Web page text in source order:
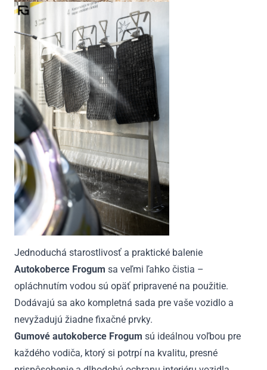
Jednoduchá starostlivosť a praktické balenie
Autokoberce Frogum sa veľmi ľahko čistia –
opláchnutím vodou sú opäť pripravené na použitie.
Dodávajú sa ako kompletná sada pre vaše vozidlo a
nevyžadujú žiadne fixačné prvky.
Gumové autokoberce Frogum sú ideálnou voľbou pre
každého vodiča, ktorý si potrpí na kvalitu, presné